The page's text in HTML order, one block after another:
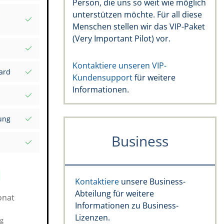
Person, die uns so weit wie möglich
unterstützen möchte. Für all diese
Menschen stellen wir das VIP-Paket
(Very Important Pilot) vor.
Kontaktiere unseren VIP-
Kundensupportfür weitere
Informationen.
Business
Kontaktiere unsere Business-
Abteilung für weitere
Informationen zu Business-
Lizenzen.